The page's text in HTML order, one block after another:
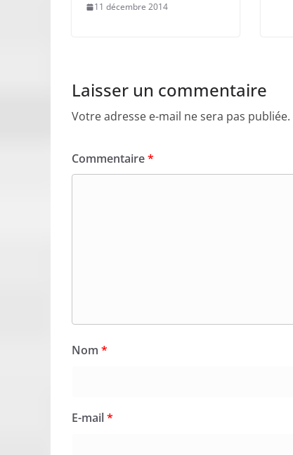
11 décembre 2014
Laisser un commentaire
Votre adresse e-mail ne sera pas publiée.
Commentaire*
Nom *
E-mail*